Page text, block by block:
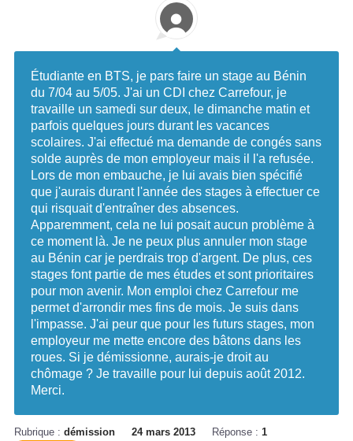
Étudiante en BTS, je pars faire un stage au Bénin
du 7/04 au 5/05. J'ai un CDI chez Carrefour, je
travaille un samedi sur deux, le dimanche matin et
parfois quelques jours durant les vacances
scolaires. J'ai effectué ma demande de congés sans
solde auprès de mon employeur mais il l'a refusée.
Lors de mon embauche, je lui avais bien spécifié
que j'aurais durant l'année des stages à effectuer ce
qui risquait d'entraîner des absences.
Apparemment, cela ne lui posait aucun problème à
ce moment là. Je ne peux plus annuler mon stage
au Bénin car je perdrais trop d'argent. De plus, ces
stages font partie de mes études et sont prioritaires
pour mon avenir. Mon emploi chez Carrefour me
permet d'arrondir mes fins de mois. Je suis dans
l'impasse. J'ai peur que pour les futurs stages, mon
employeur me mette encore des bâtons dans les
roues. Si je démissionne, aurais-je droit au
chômage ? Je travaille pour lui depuis août 2012.
Merci.
Rubrique : démission 24 mars 2013 Réponse : 1